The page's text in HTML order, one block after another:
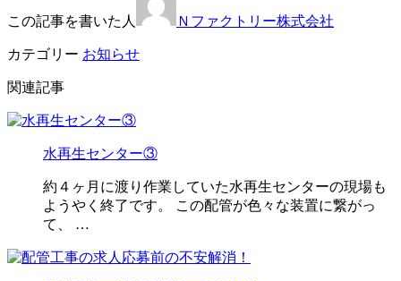
この記事を書いた人 Ｎファクトリー株式会社
カテゴリー お知らせ
関連記事
水再生センター③
約４ヶ月に渡り作業していた水再生センターの現場も
ようやく終了です。 この配管が色々な装置に繋がっ
て、 …